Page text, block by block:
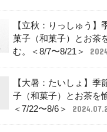
【立秋：りっしゅう】
菓子（和菓子）とお茶
む。＜8/7〜8/21＞
【大暑：たいしょ】季
子（和菓子）とお茶を
＜7/22〜8/6＞